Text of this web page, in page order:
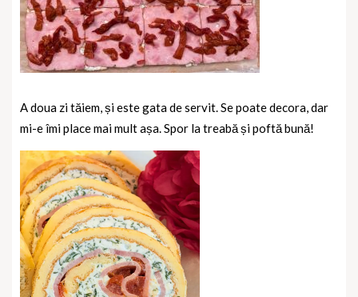
A doua zi tăiem, și este gata de servit. Se poate decora, dar
mi-e îmi place mai mult așa. Spor la treabă și poftă bună!